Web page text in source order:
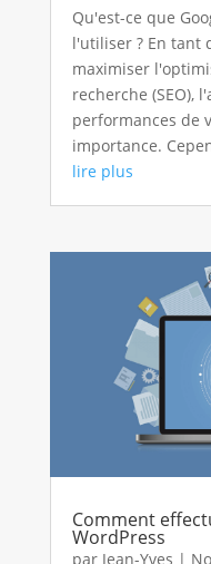
Qu'est-ce que
l'utiliser ? En tant
maximiser
recherche (SEO),
performances de
importance.
lire plus
Comment
WordPress
par Jean-Yves |